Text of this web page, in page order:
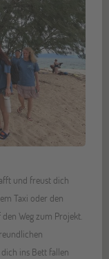
und freust dich
Taxi oder den
Weg zum Projekt.
ins Bett fallen